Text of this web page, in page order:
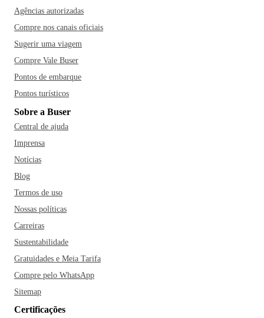
Agências autorizadas
Compre nos canais oficiais
Sugerir uma viagem
Compre Vale Buser
Pontos de embarque
Pontos turísticos
Sobre a Buser
Central de ajuda
Imprensa
Notícias
Blog
Termos de uso
Nossas políticas
Carreiras
Sustentabilidade
Gratuidades e Meia Tarifa
Compre pelo WhatsApp
Sitemap
Certificações